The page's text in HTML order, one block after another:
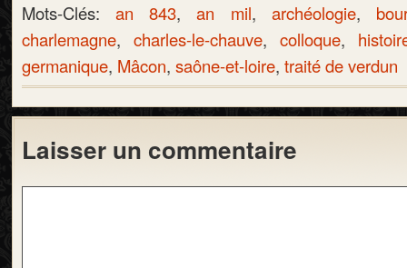
Mots-Clés:an 843,an mil, archéologie,
charlemagne, charles-le-chauve, colloque,
germanique, Mâcon, saône-et-loire, traité de verdun
Laisser un commentaire